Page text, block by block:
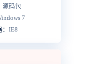
源码包
7
IE8